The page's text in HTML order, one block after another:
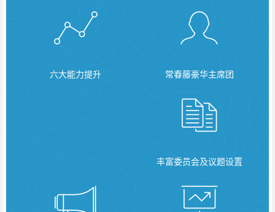
六大能力提升 常春藤豪华主席团
丰富委员会及议题设置